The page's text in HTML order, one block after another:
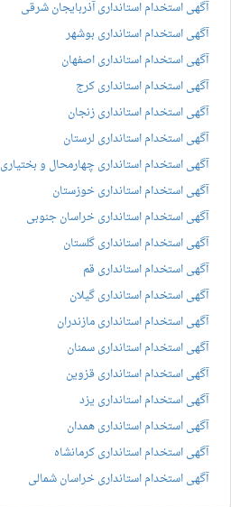
آگهی استخدام استانداری آذربایجان شرقی
آگهی استخدام استانداری بوشهر
آگهی استخدام استانداری اصفهان
آگهی استخدام استانداری کرج
آگهی استخدام استانداری زنجان
آگهی استخدام استانداری لرستان
آگهی استخدام استانداری چهارمحال و بختیاری
آگهی استخدام استانداری خوزستان
آگهی استخدام استانداری خراسان جنوبی
آگهی استخدام استانداری گلستان
آگهی استخدام استانداری قم
آگهی استخدام استانداری گیلان
آگهی استخدام استانداری مازندران
آگهی استخدام استانداری سمنان
آگهی استخدام استانداری قزوین
آگهی استخدام استانداری یزد
آگهی استخدام استانداری همدان
آگهی استخدام استانداری کرمانشاه
آگهی استخدام استانداری خراسان شمالی